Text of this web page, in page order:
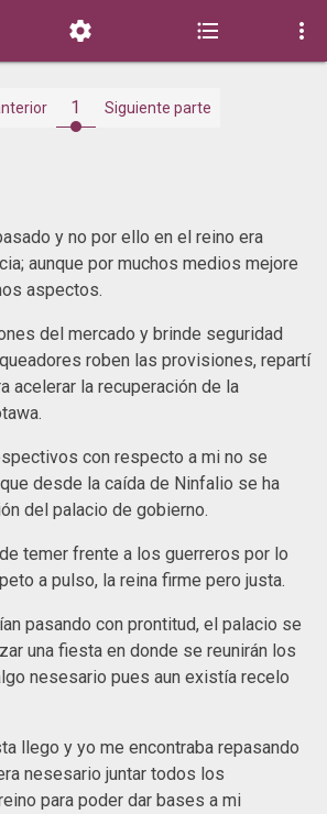
  
1 Siguiente parte
y no por ello en el reino era
aunque por muchos medios mejore
aspectos.
del mercado y brinde seguridad
roben las provisiones, repartí
acelerar la recuperación de la
con respecto a mi no se
desde la caída de Ninfalio se ha
del palacio de gobierno.
temer frente a los guerreros por lo
a pulso, la reina firme pero justa.
pasando con prontitud, el palacio se
una fiesta en donde se reunirán los
nesesario pues aun existía recelo
llego y yo me encontraba repasando
nesesario juntar todos los
para poder dar bases a mi